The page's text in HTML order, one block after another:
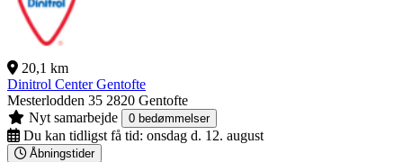
20,1 km
Dinitrol Center Gentofte
Mesterlodden 35 2820 Gentofte
Nyt samarbejde
0 bedømmelser
Du kan tidligst få tid: onsdag d. 12. august
Åbningstider